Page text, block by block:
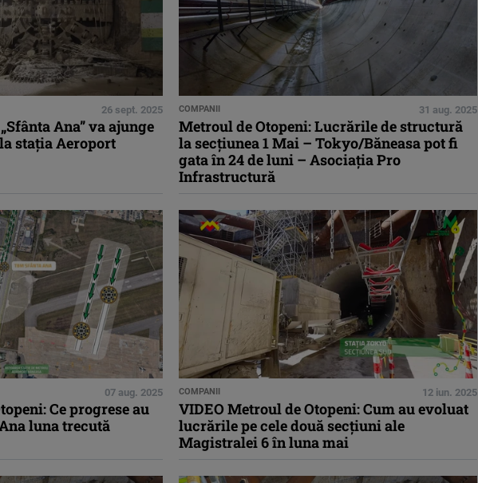
26 sept. 2025
Ana” va ajunge
stația Aeroport
COMPANII 31 aug. 2025
Metroul de Otopeni: Lucrările de structură
la secțiunea 1 Mai – Tokyo/Băneasa pot fi
gata în 24 de luni – Asociația Pro
Infrastructură
07 aug. 2025
Ce progrese au
luna trecută
COMPANII 12 iun. 2025
VIDEO Metroul de Otopeni: Cum au evoluat
lucrările pe cele două secțiuni ale
Magistralei 6 în luna mai